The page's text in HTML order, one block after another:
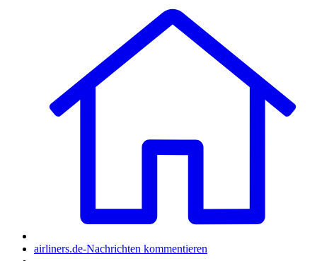
airliners.de-Nachrichten kommentieren